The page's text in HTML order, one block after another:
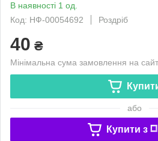
В наявності 1 од.
Код: НФ-00054692
Роздріб
40 ₴
Мінімальна сума замовлення на
або
Купити з